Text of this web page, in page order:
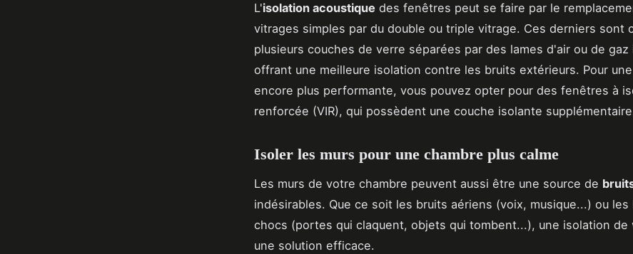
L'isolation acoustique des fenêtres peut se faire par le
vitrages simples par du double ou triple vitrage. Ces derniers sont
plusieurs couches de verre séparées par des lames d'air ou de
offrant une meilleure isolation contre les bruits extérieurs. Pour
encore plus performante, vous pouvez opter pour des fenêtres à
renforcée (VIR), qui possèdent une couche isolante
Isoler les murs pour une chambre plus calme
Les murs de votre chambre peuvent aussi être une source de
indésirables. Que ce soit les bruits aériens (voix, musique...) ou les
chocs (portes qui claquent, objets qui tombent...), une isolation de
une solution efficace.